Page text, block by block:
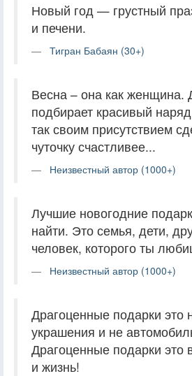
Новый год — грустный
и печени.
Тигран Бабаян (30+)
Весна – она как женщина.
подбирает красивый
так своим присутствием
чуточку счастливее...
Неизвестный автор (1000+)
Лучшие новогодние
найти. Это семья, дети,
человек, которого ты
Неизвестный автор (1000+)
Драгоценные подарки это
украшения и не
Драгоценные подарки это
и жизнь!